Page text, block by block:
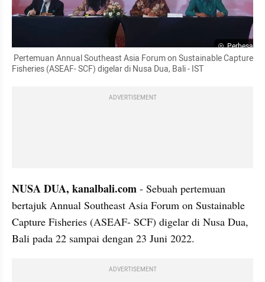
Perbesar
Fisheries (ASEAF- SCF) digelar di Nusa Dua, Bali - IST
ADVERTISEMENT
NUSA DUA, kanalbali.com - Sebuah pertemuan
bertajuk Annual Southeast Asia Forum on Sustainable
Capture Fisheries (ASEAF- SCF) digelar di Nusa Dua,
Bali pada 22 sampai dengan 23 Juni 2022.
ADVERTISEMENT